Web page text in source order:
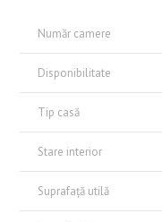
Este poziționată cu acces
rezidențială și comercială.
Pentru informații
să ne contactați.
Dicos Property
Număr camere
Disponibilitate
Tip casă
Stare interior
Suprafață utilă